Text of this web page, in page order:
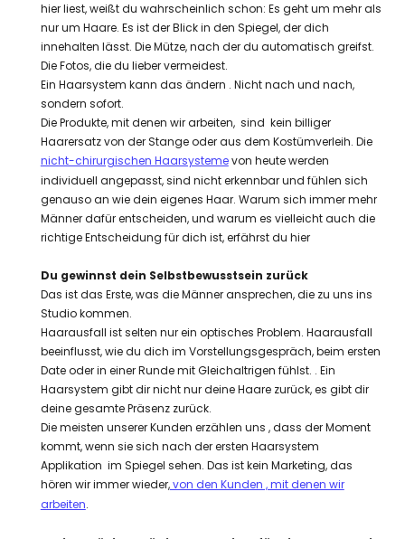
hier liest, weißt du wahrscheinlich schon: Es geht um mehr als
nur um Haare. Es ist der Blick in den Spiegel, der dich
innehalten lässt. Die Mütze, nach der du automatisch greifst.
Die Fotos, die du lieber vermeidest.
Ein Haarsystem kann das ändern . Nicht nach und nach,
sondern sofort.
Die Produkte, mit denen wir arbeiten, sind kein billiger
Haarersatz von der Stange oder aus dem Kostümverleih. Die
nicht-chirurgischen Haarsystemevon heute werden
individuell angepasst, sind nicht erkennbar und fühlen sich
genauso an wie dein eigenes Haar. Warum sich immer mehr
Männer dafür entscheiden, und warum es vielleicht auch die
richtige Entscheidung für dich ist, erfährst du hier
Du gewinnst dein Selbstbewusstsein zurück
Das ist das Erste, was die Männer ansprechen, die zu uns ins
Studio kommen.
Haarausfall ist selten nur ein optisches Problem. Haarausfall
beeinflusst, wie du dich im Vorstellungsgespräch, beim ersten
Date oder in einer Runde mit Gleichaltrigen fühlst. . Ein
Haarsystem gibt dir nicht nur deine Haare zurück, es gibt dir
deine gesamte Präsenz zurück.
Die meisten unserer Kunden erzählen uns , dass der Moment
kommt, wenn sie sich nach der ersten Haarsystem
Applikation im Spiegel sehen. Das ist kein Marketing, das
hören wir immer wieder,von den Kunden , mit denen wir
arbeiten.